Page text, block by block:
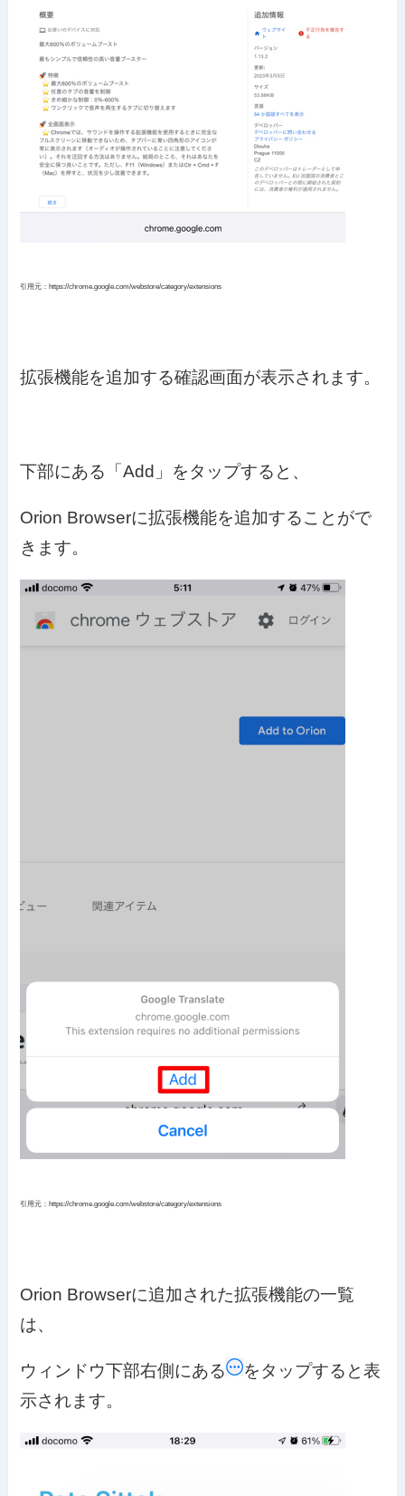
引用元：https://chrome.google.com/webstore/category/extensions
拡張機能を追加する確認画面が表示されます。
下部にある「Add」をタップすると、
Orion Browserに拡張機能を追加することがで
きます。
引用元：https://chrome.google.com/webstore/category/extensions
Orion Browserに追加された拡張機能の一覧
は、
ウィンドウ下部右側にある
をタップすると表
示されます。